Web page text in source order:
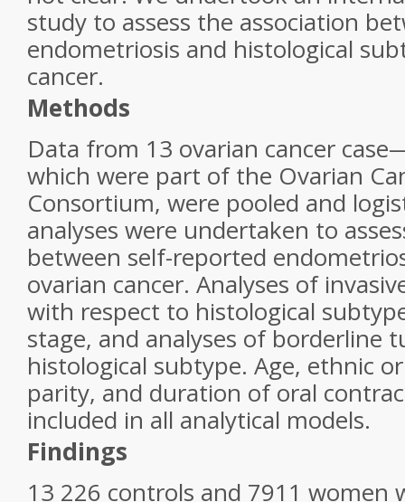
study to assess the association
endometriosis and histological
cancer.
Methods
Data from 13 ovarian cancer
which were part of the Ovarian
Consortium, were pooled and
analyses were undertaken to
between self-reported
ovarian cancer. Analyses of
with respect to histological
stage, and analyses of borderline
histological subtype. Age, ethnic
parity, and duration of oral
included in all analytical models.
Findings
13 226 controls and 7911 women